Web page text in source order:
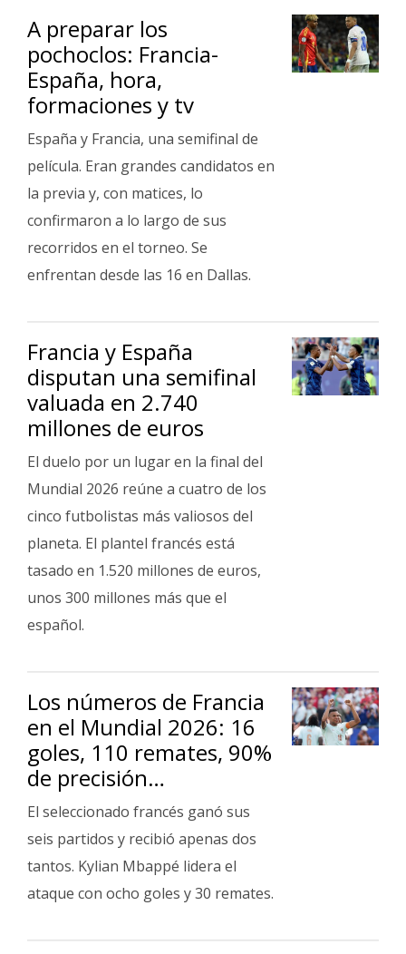
A preparar los
pochoclos: Francia-
España, hora,
formaciones y tv
España y Francia, una semifinal de
película. Eran grandes candidatos en
la previa y, con matices, lo
confirmaron a lo largo de sus
recorridos en el torneo. Se
enfrentan desde las 16 en Dallas.
Francia y España
disputan una semifinal
valuada en 2.740
millones de euros
El duelo por un lugar en la final del
Mundial 2026 reúne a cuatro de los
cinco futbolistas más valiosos del
planeta. El plantel francés está
tasado en 1.520 millones de euros,
unos 300 millones más que el
español.
Los números de Francia
en el Mundial 2026: 16
goles, 110 remates, 90%
de precisión…
El seleccionado francés ganó sus
seis partidos y recibió apenas dos
tantos. Kylian Mbappé lidera el
ataque con ocho goles y 30 remates.